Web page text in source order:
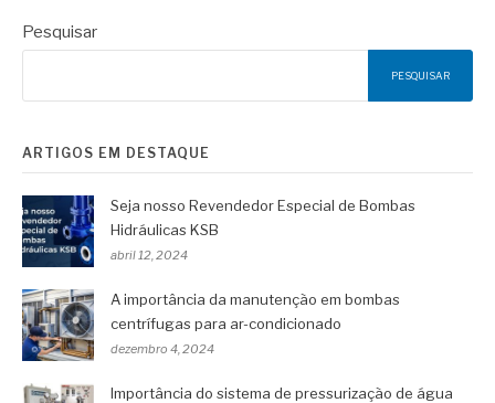
Pesquisar
PESQUISAR
ARTIGOS EM DESTAQUE
Seja nosso Revendedor Especial de Bombas
Hidráulicas KSB
abril 12, 2024
A importância da manutenção em bombas
centrífugas para ar-condicionado
dezembro 4, 2024
Importância do sistema de pressurização de água